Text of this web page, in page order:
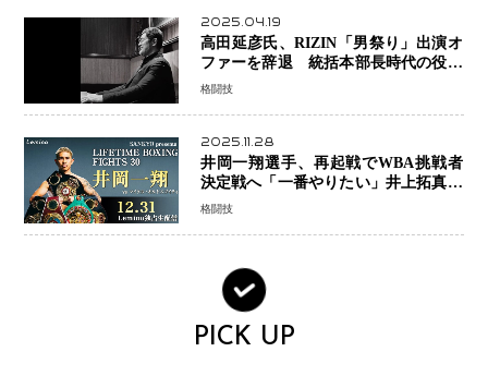
2025.04.19
高田延彦氏、RIZIN「男祭り」出演オ
ファーを辞退 統括本部長時代の役目
「すでに終えています」と明言
格闘技
2025.11.28
井岡一翔選手、再起戦でWBA挑戦者
決定戦へ「一番やりたい」井上拓真選
手との戦いも視野に
格闘技
PICK UP